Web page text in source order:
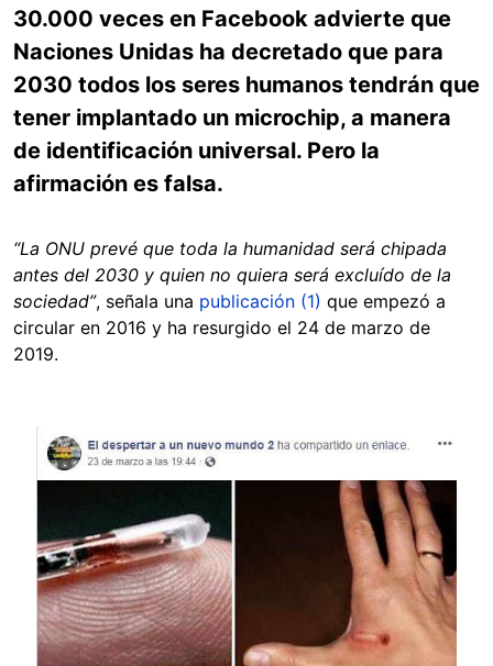
30.000 veces en Facebook advierte que
Naciones Unidas ha decretado que para
2030 todos los seres humanos tendrán que
tener implantado un microchip, a manera
de identificación universal. Pero la
afirmación es falsa.
“La ONU prevé que toda la humanidad será chipada
antes del 2030 y quien no quiera será excluído de la
sociedad”, señala una publicación (1) que empezó a
circular en 2016 y ha resurgido el 24 de marzo de
2019.
Image